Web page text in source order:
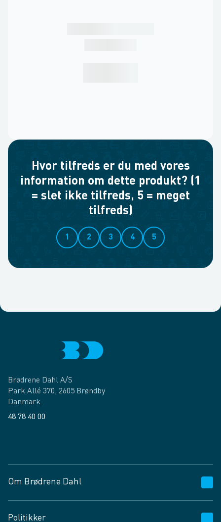
Hvor tilfreds er du med vores
information om dette produkt? (1
= slet ikke tilfreds, 5 = meget
tilfreds)
1 2 3 4 5
Brødrene Dahl A/S
Park Allé 370, 2605 Brøndby
Danmark
48 78 40 00
Om Brødrene Dahl
Politikker